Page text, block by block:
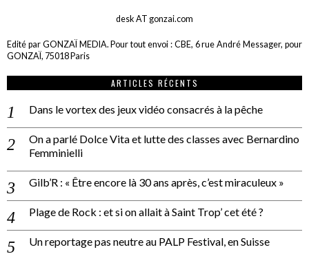
desk AT gonzai.com
Edité par GONZAÏ MEDIA. Pour tout envoi : CBE, 6 rue André Messager, pour
GONZAÏ, 75018 Paris
ARTICLES RÉCENTS
Dans le vortex des jeux vidéo consacrés à la pêche
On a parlé Dolce Vita et lutte des classes avec Bernardino
Femminielli
Gilb’R : « Être encore là 30 ans après, c’est miraculeux »
Plage de Rock : et si on allait à Saint Trop’ cet été ?
Un reportage pas neutre au PALP Festival, en Suisse